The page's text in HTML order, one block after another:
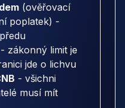
(ověřovací
poplatek) -
- zákonný limit je
jde o lichvu
- všichni
musí mít